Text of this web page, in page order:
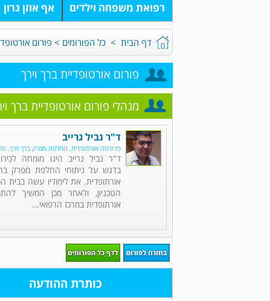
רפואת משפחה וילדים אף אוזן גרון
דף הבית > כל הפורומים > פורום
פורום אורטופדיית ברך וירך
מנהלי פורום אורטופדיית ברך
ד"ר נביל גרייב
כירורגיה אורתופדית, החלפת מפרק ברך וירך,
ד"ר נביל גרייב הינו מומחה
בדגש על ניתוחי החלפת מפרק
אורתופדית. את לימודיו עשה
הטכניון, ולאחר מכן המשיך
אורתופדית במרכז הרפואי...
כותרת ההודעה